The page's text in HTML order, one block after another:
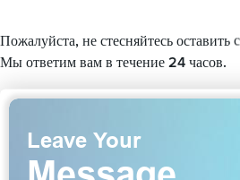
Пожалуйста, не стесняйтесь
Мы ответим вам в течение 24 часов.